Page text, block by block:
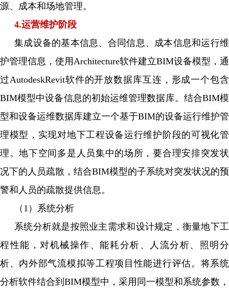
源、成本和场地管理。
4.运营维护阶段
集成设备的基本信息、合同信息、成本信息和运行维
护管理信息，使用Architecture软件建立BIM设备模型，通
过AutodeskRevit软件的开放数据库互连，形成一个包含
BIM模型中设备信息的初始运维管理数据库。结合BIM模
型和设备运维数据库建立一个基于BIM的设备运行维护管
理模型，实现对地下工程设备运行维护阶段的可视化管
理。地下空间多是人员集中的场所，要合理安排突发状
况下的人员疏散，结合BIM模型的子系统对突发状况的预
警和人员的疏散提供信息。
（1）系统分析
系统分析就是按照业主需求和设计规定，衡量地下工
程性能，对机械操作、能耗分析、人流分析、照明分
析、内外部气流模拟等工程项目性能进行评估。将系统
分析软件结合到BIM模型中，采用同一模型和系统参数，